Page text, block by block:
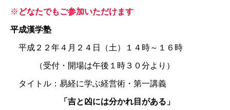
※ どなたでもご参加いただけます
平成漢学塾
平成２２年４月２４日（土）１４時～１６時
（受付・開場は午後１時３０分より）
タイトル：易経に学ぶ経営術・第一講義
「吉と凶には分かれ目がある」